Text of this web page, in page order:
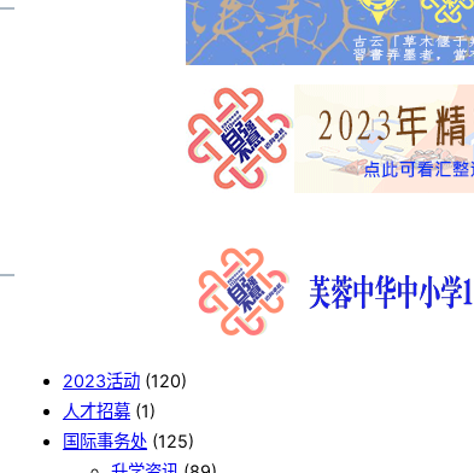
2023活动 (120)
人才招募 (1)
国际事务处 (125)